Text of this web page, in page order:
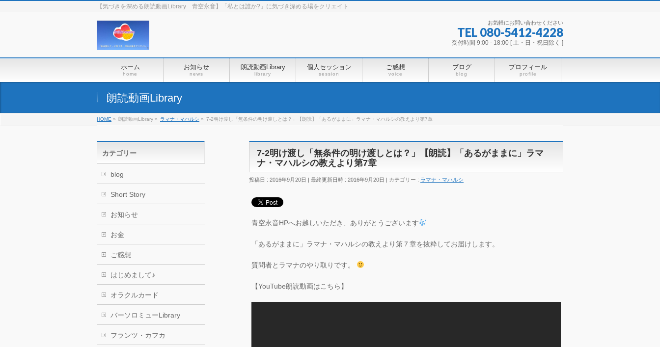
【気づきを深める朗読動画Library 青空永音】「私とは誰か?」に気づき深める場をクリエイト
お気軽にお問い合わせください
TEL 080-5412-4228
受付時間 9:00 - 18:00 [ 土・日・祝日除く ]
ホーム
home
お知らせ
news
朗読動画Library
library
個人セッション
session
ご感想
voice
ブログ
blog
プロフィール
profile
朗読動画Library
HOME » 朗読動画Library » ラマナ・マハルシ » 7-2明け渡し「無条件の明け渡しとは？」【朗読】「あるがままに」ラマナ・マハルシの教えより第7章
7-2明け渡し「無条件の明け渡しとは？」【朗読】「あるがままに」ラマ
ナ・マハルシの教えより第7章
投稿日 : 2016年9月20日 最終更新日時 : 2016年9月20日 カテゴリー : ラマナ・マハルシ
青空永音HPへお越しいただき、ありがとうございます
「あるがままに」ラマナ・マハルシの教えより第７章を抜粋してお届けします。
質問者とラマナのやり取りです。
【YouTube朗読動画はこちら】
カテゴリー
blog
Short Story
お知らせ
お金
ご感想
はじめまして♪
オラクルカード
バーソロミューLibrary
フランツ・カフカ